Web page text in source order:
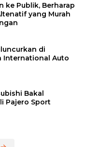
ke Publik, Berharap
yang Murah
di
International Auto
Bakal
Pajero Sport